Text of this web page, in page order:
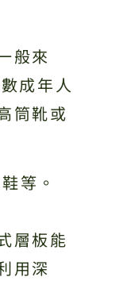
般來
成年人
筒靴或
等。
層板能
用深